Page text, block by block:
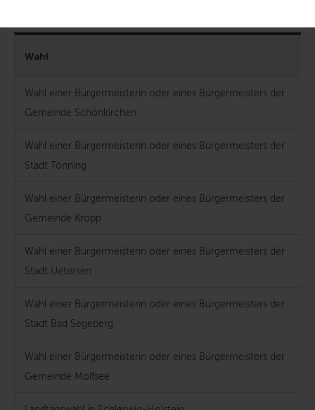
Wahl
Wahl einer Bürgermeisterin oder eines Bürgermeisters der
Gemeinde Schönkirchen
Wahl einer Bürgermeisterin oder eines Bürgermeisters der
Stadt Tönning
Wahl einer Bürgermeisterin oder eines Bürgermeisters der
Gemeinde Kropp
Wahl einer Bürgermeisterin oder eines Bürgermeisters der
Stadt Uetersen
Wahl einer Bürgermeisterin oder eines Bürgermeisters der
Stadt Bad Segeberg
Wahl einer Bürgermeisterin oder eines Bürgermeisters der
Gemeinde Molfsee